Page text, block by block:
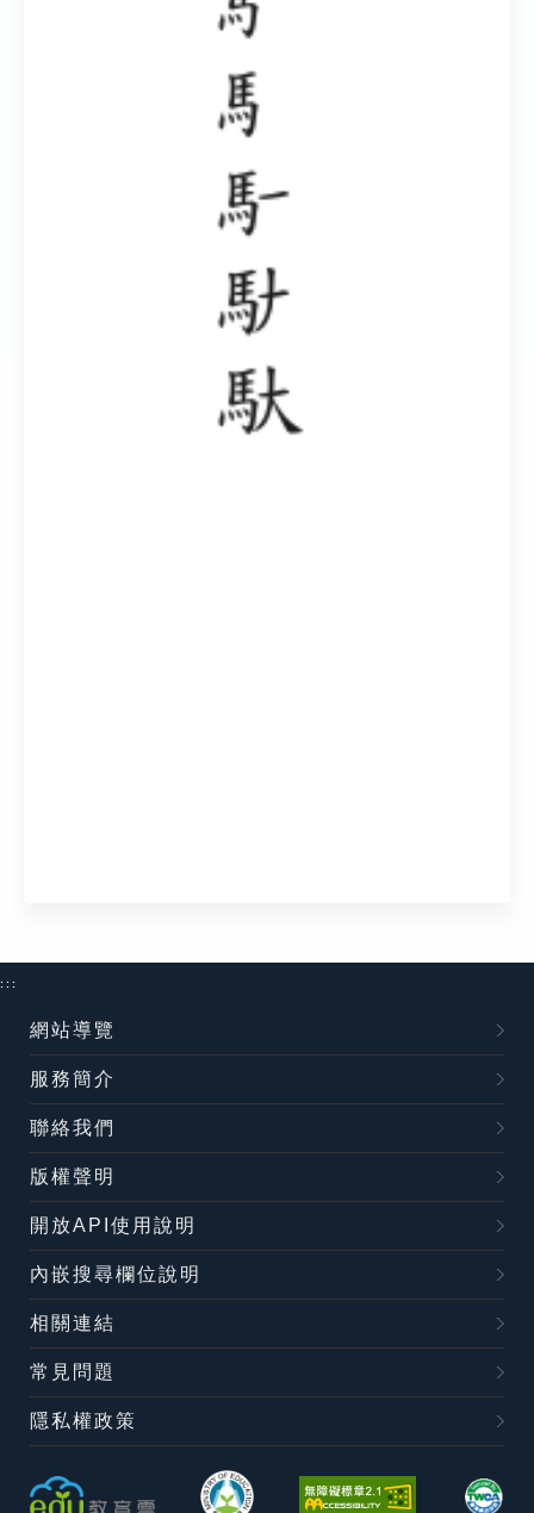
:::
網站導覽
服務簡介
聯絡我們
版權聲明
開放API使用說明
內嵌搜尋欄位說明
相關連結
常見問題
隱私權政策